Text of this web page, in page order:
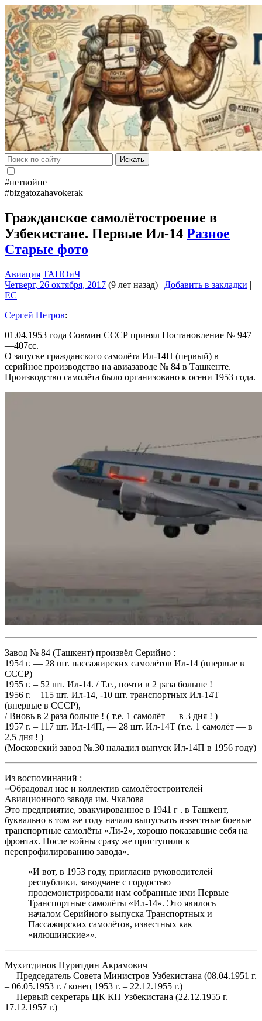
Искать
#нетвойне
#bizgatozahavokerak
Гражданское самолётостроение в
Узбекистане. Первые Ил-14 Разное
Старые фото
Авиация ТАПОиЧ
Четверг, 26 октября, 2017 (9 лет назад) | Добавить в закладки |
EC
Сергей Петров:
01.04.1953 года Совмин СССР принял Постановление № 947
—407сс.
О запуске гражданского самолёта Ил-14П (первый) в
серийное производство на авиазаводе № 84 в Ташкенте.
Производство самолёта было организовано к осени 1953 года.
Завод № 84 (Ташкент) произвёл Серийно :
1954 г. — 28 шт. пассажирских самолётов Ил-14 (впервые в
СССР)
1955 г. – 52 шт. Ил-14. / Т.е., почти в 2 раза больше !
1956 г. – 115 шт. Ил-14, -10 шт. транспортных Ил-14Т
(впервые в СССР),
/ Вновь в 2 раза больше ! ( т.е. 1 самолёт — в 3 дня ! )
1957 г. – 117 шт. Ил-14П, — 28 шт. Ил-14Т (т.е. 1 самолёт — в
2,5 дня ! )
(Московский завод №.30 наладил выпуск Ил-14П в 1956 году)
Из воспоминаний :
«Обрадовал нас и коллектив самолётостроителей
Авиационного завода им. Чкалова
Это предприятие, эвакуированное в 1941 г . в Ташкент,
буквально в том же году начало выпускать известные боевые
транспортные самолёты «Ли-2», хорошо показавшие себя на
фронтах. После войны сразу же приступили к
перепрофилированию завода».
«И вот, в 1953 году, пригласив руководителей
республики, заводчане с гордостью
продемонстрировали нам собранные ими Первые
Транспортные самолёты «Ил-14». Это явилось
началом Серийного выпуска Транспортных и
Пассажирских самолётов, известных как
«илюшинские»».
Мухитдинов Нуритдин Акрамович
— Председатель Совета Министров Узбекистана (08.04.1951 г.
– 06.05.1953 г. / конец 1953 г. – 22.12.1955 г.)
— Первый секретарь ЦК КП Узбекистана (22.12.1955 г. —
17.12.1957 г.)